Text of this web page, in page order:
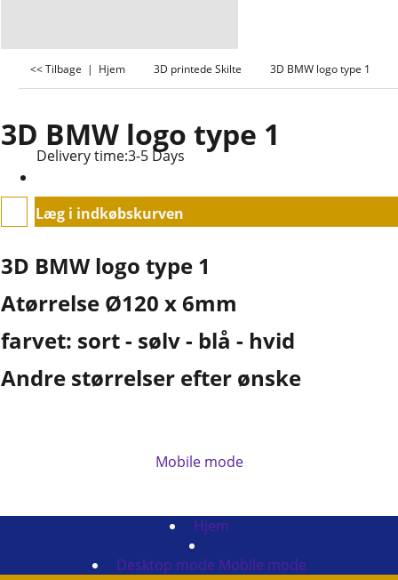
<< Tilbage | Hjem 3D printede Skilte 3D BMW logo type 1
3D BMW logo type 1
Delivery time:3-5 Days
Læg i indkøbskurven
3D BMW logo type 1
Atørrelse Ø120 x 6mm
farvet: sort - sølv - blå - hvid
Andre størrelser efter ønske
Mobile mode
Hjem
Desktop mode Mobile mode